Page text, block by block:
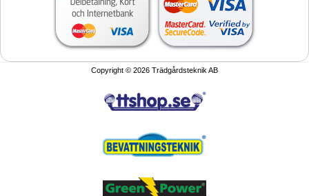
Copyright © 2026 Trädgårdsteknik AB